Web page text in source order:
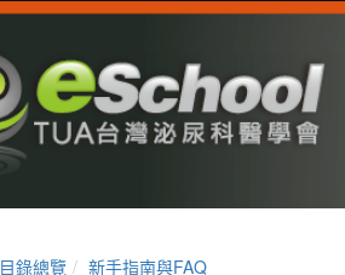
目錄總覽 新手指南與FAQ